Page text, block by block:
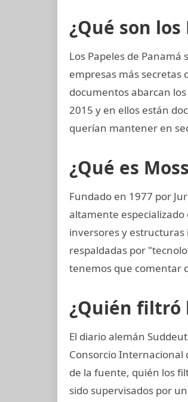
¿Qué son
Los Papeles de
empresas más secretas
documentos abarcan
2015 y en ellos están
querían mantener en
¿Qué es
Fundado en 1977 por
altamente
inversores y estructuras
respaldadas por
tenemos que comentar
¿Quién filtró
El diario alemán
Consorcio Internacional
de la fuente, quién los
sido supervisados por